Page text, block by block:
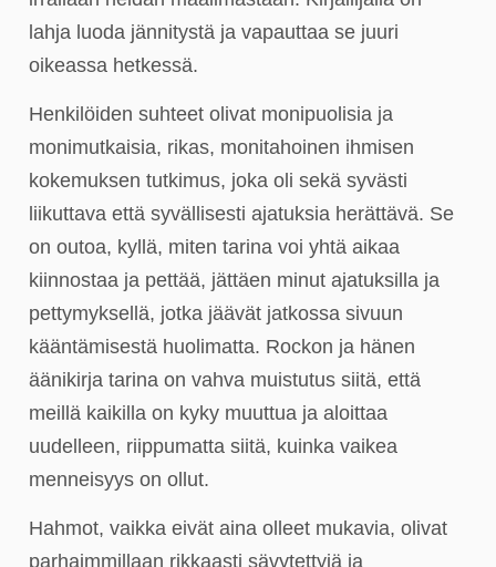
lahja luoda jännitystä ja vapauttaa se juuri
oikeassa hetkessä.
Henkilöiden suhteet olivat monipuolisia ja
monimutkaisia, rikas, monitahoinen ihmisen
kokemuksen tutkimus, joka oli sekä syvästi
liikuttava että syvällisesti ajatuksia herättävä. Se
on outoa, kyllä, miten tarina voi yhtä aikaa
kiinnostaa ja pettää, jättäen minut ajatuksilla ja
pettymyksellä, jotka jäävät jatkossa sivuun
kääntämisestä huolimatta. Rockon ja hänen
äänikirja tarina on vahva muistutus siitä, että
meillä kaikilla on kyky muuttua ja aloittaa
uudelleen, riippumatta siitä, kuinka vaikea
menneisyys on ollut.
Hahmot, vaikka eivät aina olleet mukavia, olivat
parhaimmillaan rikkaasti sävytettyjä ja